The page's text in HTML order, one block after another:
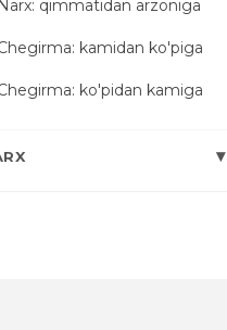
Narx: qimmatidan arzoniga
kamidan ko'piga
ko'pidan kamiga
▾